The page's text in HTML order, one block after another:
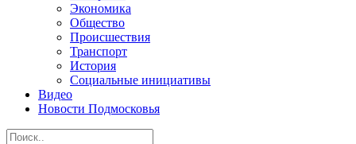
Экономика
Общество
Происшествия
Транспорт
История
Социальные инициативы
Видео
Новости Подмосковья